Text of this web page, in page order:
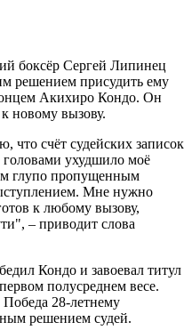
боксёр Сергей Липинец
решением присудить ему
Акихиро Кондо. Он
новому вызову.
счёт судейских записок
ухудшило моё
глупо пропущенным
Мне нужно
к любому вызову,
– приводит слова
Кондо и завоевал титул
полусреднем весе.
28-летнему
решением судей.